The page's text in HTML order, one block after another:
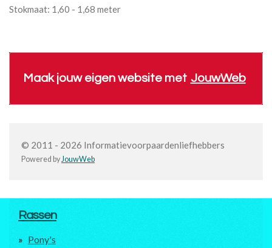
Stokmaat: 1,60 - 1,68 meter
Maak jouw eigen website met JouwWeb
© 2011 - 2026 Informatievoorpaardenliefhebbers
Powered by JouwWeb
Rassen
Pony's